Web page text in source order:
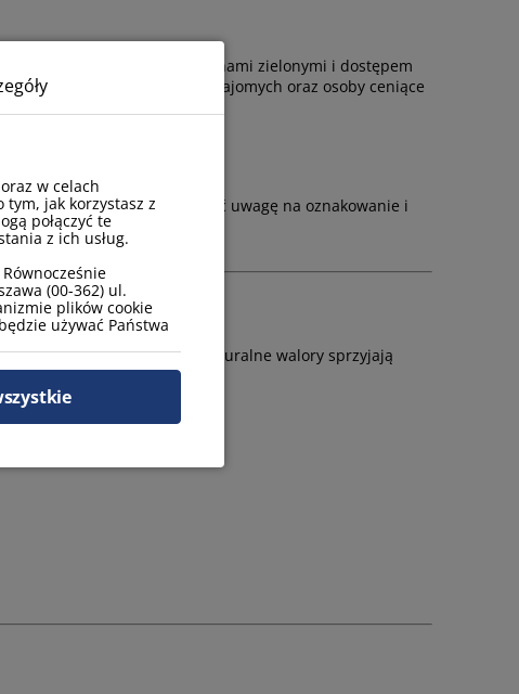
miejscowość z licznymi terenami zielonymi i dostępem
przez rodziny, grupy znajomych oraz osoby ceniące
dojazdowych. Warto zwrócić uwagę na oznakowanie i
Sezonowe wydarzenia i naturalne walory sprzyjają
w celach
jak korzystasz z
połączyć te
z ich usług.
(00-362) ul.
plików cookie
używać Państwa